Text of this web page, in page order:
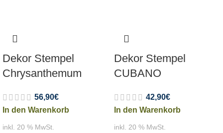
Dekor Stempel
Chrysanthemum
56,90€
In den Warenkorb
inkl. 20 % MwSt.
Dekor Stempel
CUBANO
42,90€
In den Warenkorb
inkl. 20 % MwSt.